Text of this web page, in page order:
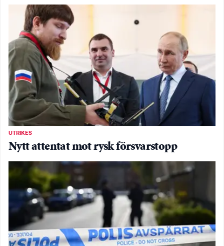
UTRIKES
Nytt attentat mot rysk försvarstopp